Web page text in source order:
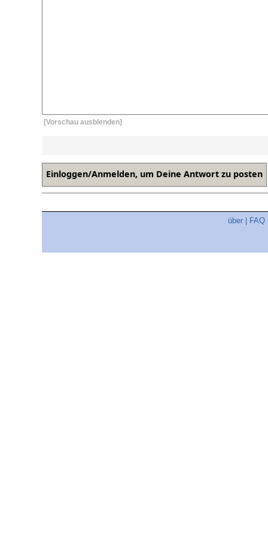
[Vorschau ausblenden]
über FAQ